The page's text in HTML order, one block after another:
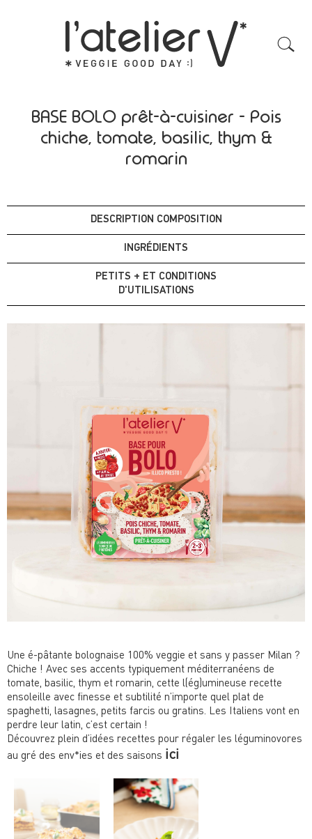
BASE BOLO prêt-à-cuisiner - Pois
chiche, tomate, basilic, thym &
romarin
DESCRIPTION COMPOSITION
INGRÉDIENTS
PETITS + ET CONDITIONS
D'UTILISATIONS
Une é-pâtante bolognaise 100% veggie et sans y passer Milan ?
Chiche ! Avec ses accents typiquement méditerranéens de
tomate, basilic, thym et romarin, cette l(ég)umineuse recette
ensoleille avec finesse et subtilité n’importe quel plat de
spaghetti, lasagnes, petits farcis ou gratins. Les Italiens vont en
perdre leur latin, c’est certain !
Découvrez plein d’idées recettes pour régaler les léguminovores
au gré des env*ies et des saisons ici